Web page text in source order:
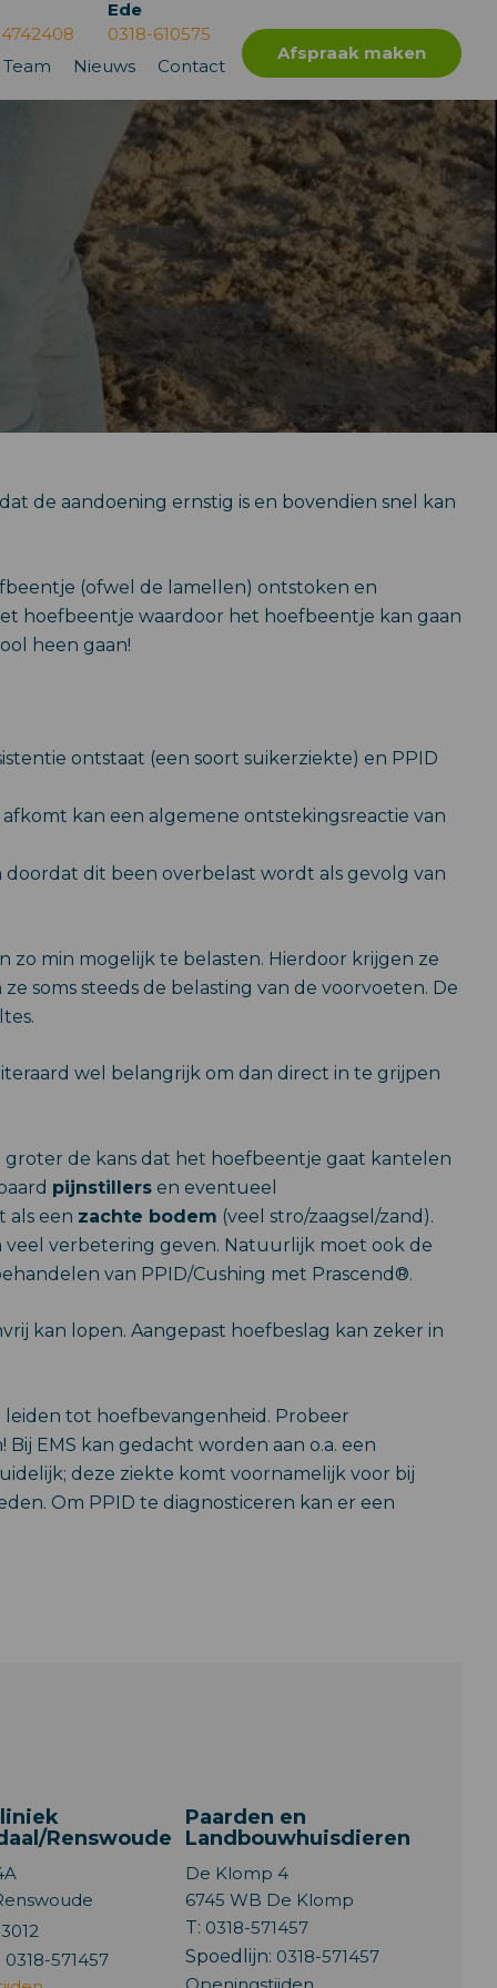
Ede
0318-610575
Team Nieuws Contact
Afspraak maken
de aandoening ernstig is en bovendien snel kan
(ofwel de lamellen) ontstoken en
hoefbeentje waardoor het hoefbeentje kan gaan
heen gaan!
ontstaat (een soort suikerziekte) en PPID
kan een algemene ontstekingsreactie van
dit been overbelast wordt als gevolg van
zo min mogelijk te belasten. Hierdoor krijgen ze
soms steeds de belasting van de voorvoeten. De
wel belangrijk om dan direct in te grijpen
de kans dat het hoefbeentje gaat kantelen
pijnstillers en eventueel
als een zachte bodem (veel stro/zaagsel/zand).
verbetering geven. Natuurlijk moet ook de
van PPID/Cushing met Prascend®.
kan lopen. Aangepast hoefbeslag kan zeker in
leiden tot hoefbevangenheid. Probeer
EMS kan gedacht worden aan o.a. een
deze ziekte komt voornamelijk voor bij
Om PPID te diagnosticeren kan er een
Renswoude
0318-571457
Paarden en
Landbouwhuisdieren
De Klomp 4
6745 WB De Klomp
T: 0318-571457
Spoedlijn: 0318-571457